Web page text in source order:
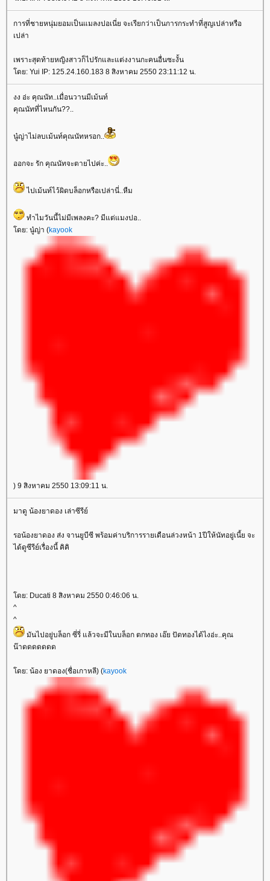
การที่ชายหนุ่มยอมเป็นแมลงปอเนี่ย จะเรียกว่าเป็นการกระทำที่สูญเปล่าหรือ
เปล่า
เพราะสุดท้ายหญิงสาวก็ไปรักและแต่งงานกะคนอื่นซะงั้น
ดย: Yui IP: 125.24.160.183 8 สิงหาคม 2550 23:11:12 น.
งง อ่ะ คุณนัท..เมื่อนวานมีเม้นท์
คุณนัทที่ไหนกัน??..
นู๋ญ่าไม่ลบเม้นท์คุณนัทหรอก..
ออกจะ รัก คุณนัทจะตายไปค่ะ..
ไปเม้นท์ไว้ผิดบล็อกหรือเปล่านี่..หืม
ทำไมวันนี้ไม่มีเพลงคะ? มีแต่แมงปอ..
ดย: นู๋ญ่า (kayook
) 9 สิงหาคม 2550 13:09:11 น.
มาดู น้องยาดอง เล่าซีรีย์
รอน้องยาดอง ส่ง จานยูบีซี พร้อมค่าบริการรายเดือนล่วงหน้า 1ปีให้นัทอยู่เนี้ย จะ
ได้ดูซีรีย์เรื่องนี้ คิคิ
ดย: Ducati 8 สิงหาคม 2550 0:46:06 น.
^
^
มันไปอยู่บล็อก ซี่รี่ แล้วจะมีในบล็อก ตกทอง เอ๊ย ปัดทองได้ไงอ่ะ..คุณ
น๊าดดดดดดด
ดย: น้อง ยาดอง(ชื่อเกาหลี) (kayook